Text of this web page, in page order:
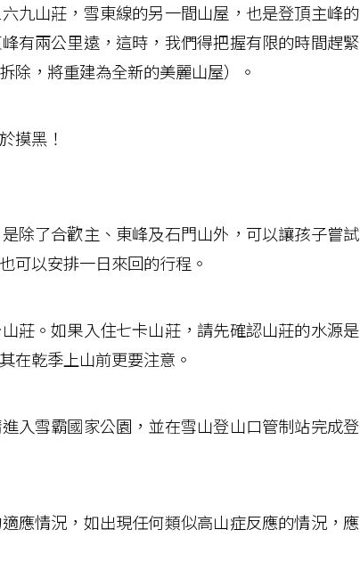
九山莊，雪東線的另一間山屋，也是登頂主峰的
有兩公里遠，這時，我們得把握有限的時間趕緊
除，將重建為全新的美麗山屋）。
摸黑！
除了合歡主、東峰及石門山外，可以讓孩子嘗試
可以安排一日來回的行程。
莊。如果入住七卡山莊，請先確認山莊的水源是
在乾季上山前更要注意。
入雪霸國家公園，並在雪山登山口管制站完成登
應情況，如出現任何類似高山症反應的情況，應